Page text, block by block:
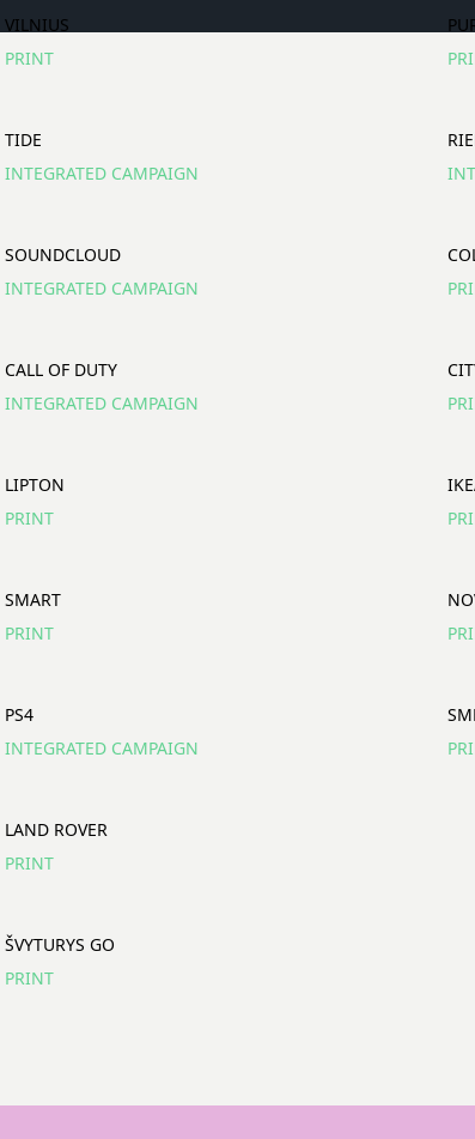
VILNIUS
PRINT
TIDE
INTEGRATED CAMPAIGN
SOUNDCLOUD
INTEGRATED CAMPAIGN
CALL OF DUTY
INTEGRATED CAMPAIGN
LIPTON
PRINT
SMART
PRINT
PS4
INTEGRATED CAMPAIGN
LAND ROVER
PRINT
ŠVYTURYS GO
PRINT